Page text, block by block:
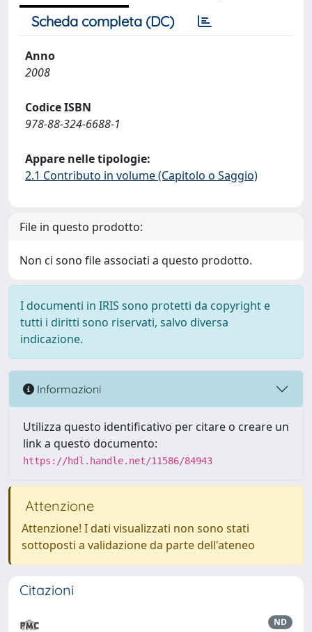
Scheda completa (DC)
Anno
2008
Codice ISBN
978-88-324-6688-1
Appare nelle tipologie:
2.1 Contributo in volume (Capitolo o Saggio)
File in questo prodotto:
Non ci sono file associati a questo prodotto.
I documenti in IRIS sono protetti da copyright e
tutti i diritti sono riservati, salvo diversa
indicazione.
Informazioni
Utilizza questo identificativo per citare o creare un
link a questo documento:
https://hdl.handle.net/11586/84943
Attenzione
Attenzione! I dati visualizzati non sono stati
sottoposti a validazione da parte dell'ateneo
Citazioni
ND